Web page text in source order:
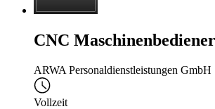
CNC
ARWA Personaldienstleistungen GmbH
Vollzeit